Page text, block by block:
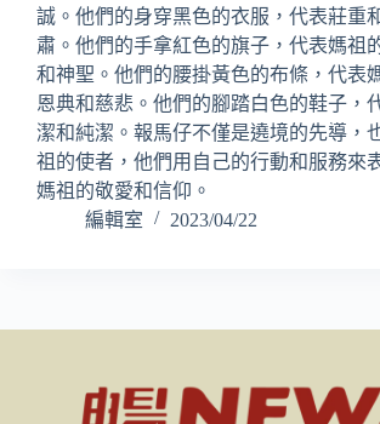
誠。他們的身穿黑色的衣服，代表莊重
肅。他們的手拿紅色的旗子，代表媽祖
和神聖。他們的腰掛黃色的布條，代表
恩典和慈悲。他們的腳踏白色的鞋子，
潔和純潔。報馬仔不僅是遶境的先導，
祖的使者，他們用自己的行動和服務來
媽祖的敬愛和信仰。
編輯室
2023/04/22